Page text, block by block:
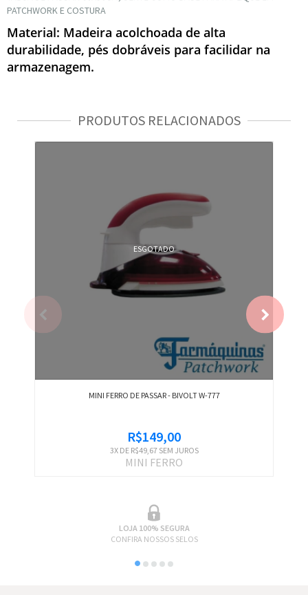
PATCHWORK E COSTURA
Material: Madeira acolchoada de alta
durabilidade, pés dobráveis para facilidar na
armazenagem.
PRODUTOS RELACIONADOS
ESGOTADO
MINI FERRO DE PASSAR - BIVOLT W-777
R$149,00
3X DE R$49,67SEM JUROS
MINI FERRO
LOJA 100% SEGURA
CONFIRA NOSSOS SELOS